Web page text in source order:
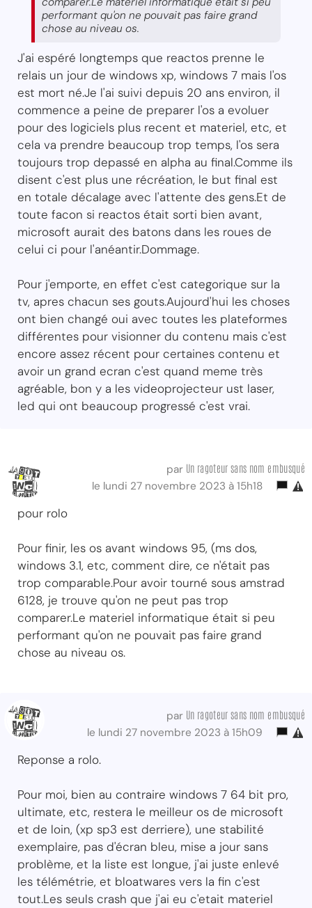
performant qu'on ne pouvait pas faire grand
chose au niveau os.
J'ai espéré longtemps que reactos prenne le
relais un jour de windows xp, windows 7 mais l'os
est mort né.Je l'ai suivi depuis 20 ans environ, il
commence a peine de preparer l'os a evoluer
pour des logiciels plus recent et materiel, etc, et
cela va prendre beaucoup trop temps, l'os sera
toujours trop depassé en alpha au final.Comme ils
disent c'est plus une récréation, le but final est
en totale décalage avec l'attente des gens.Et de
toute facon si reactos était sorti bien avant,
microsoft aurait des batons dans les roues de
celui ci pour l'anéantir.Dommage.
Pour j'emporte, en effet c'est categorique sur la
tv, apres chacun ses gouts.Aujourd'hui les choses
ont bien changé oui avec toutes les plateformes
différentes pour visionner du contenu mais c'est
encore assez récent pour certaines contenu et
avoir un grand ecran c'est quand meme très
agréable, bon y a les videoprojecteur ust laser,
led qui ont beaucoup progressé c'est vrai.
par Un ragoteur sans nom embusqué
le lundi 27 novembre 2023 à 15h18
pour rolo
Pour finir, les os avant windows 95, (ms dos,
windows 3.1, etc, comment dire, ce n'était pas
trop comparable.Pour avoir tourné sous amstrad
6128, je trouve qu'on ne peut pas trop
comparer.Le materiel informatique était si peu
performant qu'on ne pouvait pas faire grand
chose au niveau os.
par Un ragoteur sans nom embusqué
le lundi 27 novembre 2023 à 15h09
Reponse a rolo.
Pour moi, bien au contraire windows 7 64 bit pro,
ultimate, etc, restera le meilleur os de microsoft
et de loin, (xp sp3 est derriere), une stabilité
exemplaire, pas d'écran bleu, mise a jour sans
problème, et la liste est longue, j'ai juste enlevé
les télémétrie, et bloatwares vers la fin c'est
tout.Les seuls crash que j'ai eu c'etait materiel